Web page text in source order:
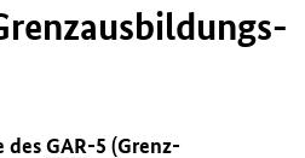
desGAR-5 (Grenz-